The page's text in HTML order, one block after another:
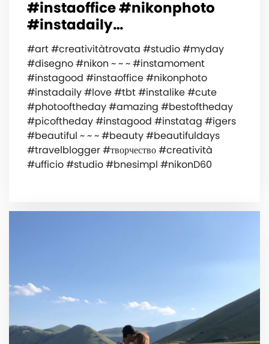
#instaoffice #nikonphoto
#instadaily…
#art #creativitàtrovata #studio #myday
#disegno #nikon ~ ~ ~ #instamoment
#instagood #instaoffice #nikonphoto
#instadaily #love #tbt #instalike #cute
#photooftheday #amazing #bestoftheday
#picoftheday #instagood #instatag #igers
#beautiful ~ ~ ~ #beauty #beautifuldays
#travelblogger #творчество #creatività
#ufficio #studio #bnesimpl #nikonD60